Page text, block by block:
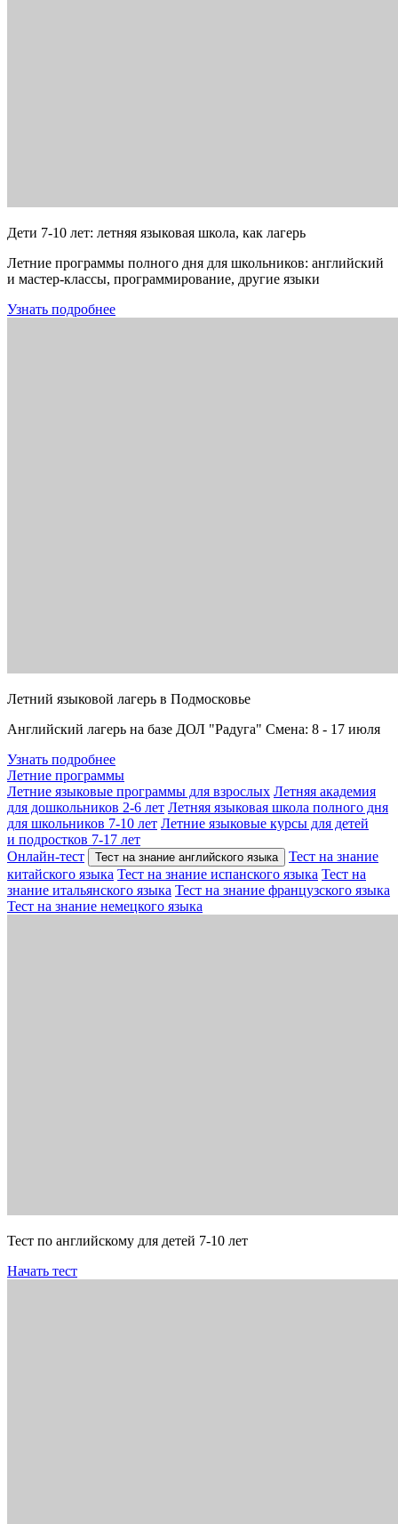
Дети 7-10 лет: летняя языковая школа, как лагерь
Летние программы полного дня для школьников: английский
и мастер-классы, программирование, другие языки
Узнать подробнее
Летний языковой лагерь в Подмосковье
Английский лагерь на базе ДОЛ "Радуга" Смена: 8 - 17 июля
Узнать подробнее
Летние программы
Летние языковые программы для взрослых Летняя академия
для дошкольников 2-6 лет Летняя языковая школа полного дня
для школьников 7-10 лет Летние языковые курсы для детей
и подростков 7-17 лет
Онлайн-тест
Тест на знание английского языка
Тест на знание
китайского языка Тест на знание испанского языка Тест на
знание итальянского языка Тест на знание французского языка
Тест на знание немецкого языка
Тест по английскому для детей 7-10 лет
Начать тест